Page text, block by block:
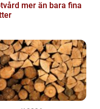
än bara fina